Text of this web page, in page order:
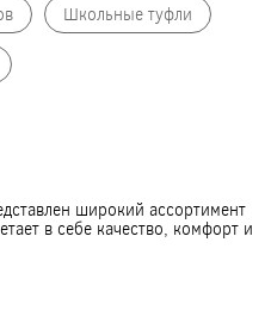
Школьные туфли
широкий ассортимент
в себе качество, комфорт и